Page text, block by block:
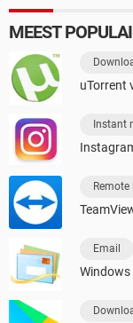
MEEST
uTorrent
Instant
Remote
Email
Windows